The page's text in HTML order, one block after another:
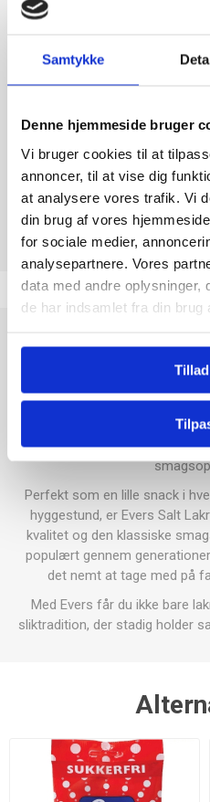
Samtykke
Denne hjemmeside bruger
Vi bruger cookies til at
annoncer, til at vise dig
at analysere vores trafik. Vi
din brug af vores
for sociale medier,
analysepartnere. Vores
data med andre oplysninger,
de har indsamlet fra din brug
SOYA
NØDDER
JORDNØDDER
Tolkode
Evers Salt Lakrids 60 g
lakridselskere i Danmark.
autentisk smag, der vækker
kraftig og fyldig lakridssmag
salthed, som giver en
Perfekt som en lille snack i
hyggestund, er Evers Salt
kvalitet og den klassiske
populært gennem
det nemt at tage med på
Med Evers får du ikke bare
sliktradition, der stadig holder